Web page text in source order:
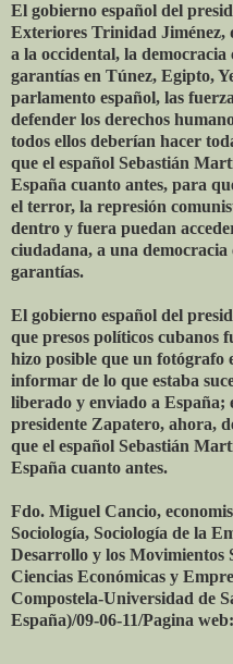
El gobierno español del
Exteriores Trinidad Jiménez,
a la occidental, la
garantías en Túnez, Egipto,
parlamento español, las
defender los derechos
todos ellos deberían hacer
que el español Sebastián
España cuanto antes, para
el terror, la represión
dentro y fuera puedan
ciudadana, a una
garantías.
El gobierno español del
que presos políticos cubanos
hizo posible que un fotógrafo
informar de lo que estaba
liberado y enviado a España;
presidente Zapatero, ahora,
que el español Sebastián
España cuanto antes.
Fdo. Miguel Cancio,
Sociología, Sociología de la
Desarrollo y los Movimientos
Ciencias Económicas y
Compostela-Universidad de
España)/09-06-11/Pagina